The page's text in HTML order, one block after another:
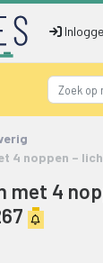
4 noppen –
met 4